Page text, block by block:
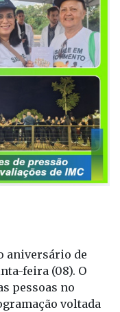
aniversário de
feira (08). O
pessoas no
voltada